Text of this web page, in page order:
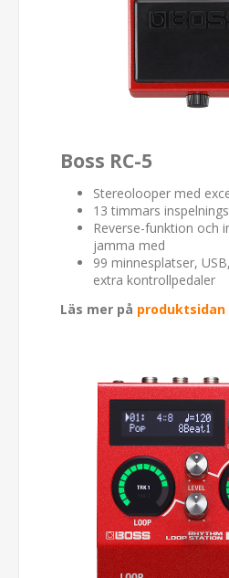
Boss RC-5
Stereolooper med
13 timmars
Reverse-funktion och
jamma med
99 minnesplatser,
extra kontrollpedaler
Läs mer på produktsidan